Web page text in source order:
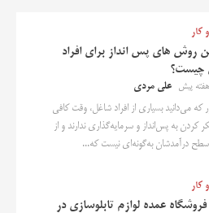
کار
روش‌ های پس‌ انداز برای افراد
چیست؟
علی مردی
که می‌دانید بسیاری از افراد شاغل، وقت کافی
کردن به پس‌انداز و سرمایه‌گذاری ندارند و از
درآمدشان به‌گونه‌ای نیست که...
کار
فروشگاه عمده لوازم تابلوسازی در